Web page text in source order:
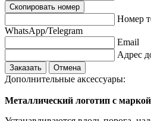
Скопировать номер
Номер
WhatsApp/Telegram
Email
Адрес
Заказать Отмена
Дополнительные аксессуары:
Металлический логотип с